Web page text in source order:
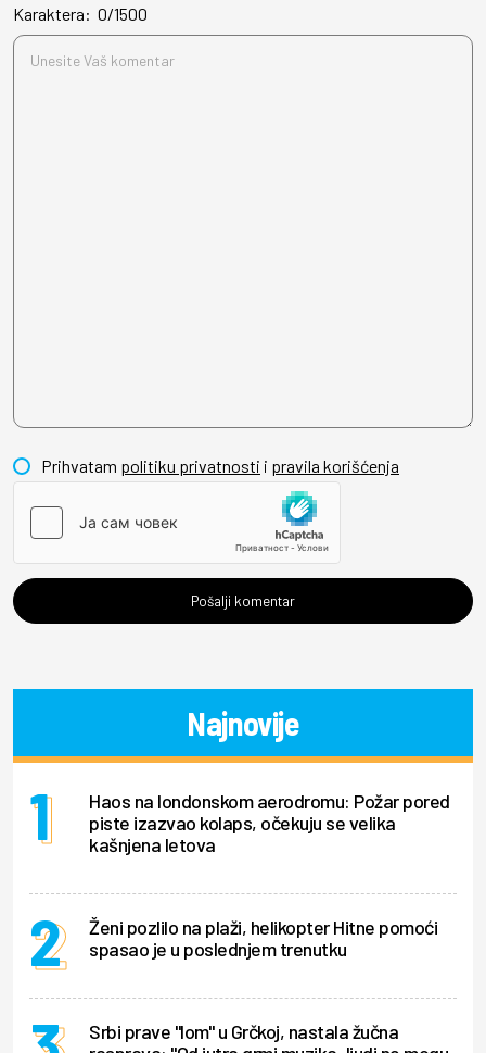
Karaktera: 0/1500
Prihvatam politiku privatnosti i pravila korišćenja
Pošalji komentar
Najnovije
Haos na londonskom aerodromu: Požar pored
piste izazvao kolaps, očekuju se velika
kašnjena letova
Ženi pozlilo na plaži, helikopter Hitne pomoći
spasao je u poslednjem trenutku
Srbi prave "lom" u Grčkoj, nastala žučna